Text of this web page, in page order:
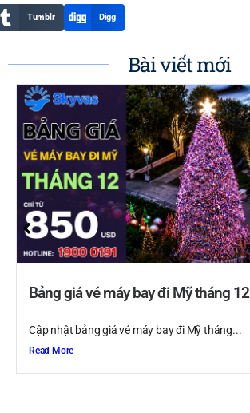
Tumblr Digg
Bài viết mới
Bảng giá vé máy bay đi Mỹ tháng 12
Cập nhật bảng giá vé máy bay đi Mỹ tháng...
Read More